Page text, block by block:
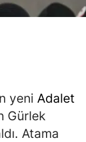
yeni Adalet
Gürlek
Atama